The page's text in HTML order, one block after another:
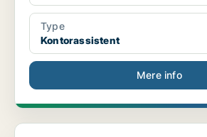
Type
Kontorassistent
Mere info
[xxxxx] søger kontorelev til [xxxxx] Food